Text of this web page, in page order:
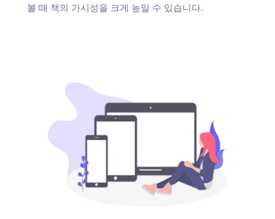
볼 때 책의 가시성을 크게 높일 수 있습니다.